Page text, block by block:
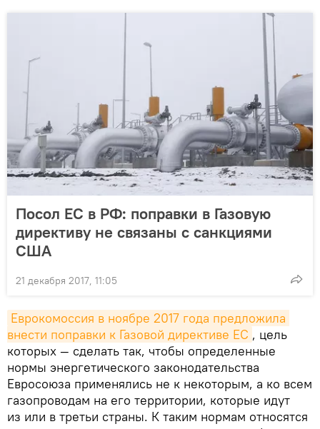
Посол ЕС в РФ: поправки в Газовую
директиву не связаны с санкциями
США
21 декабря 2017, 11:05
Еврокомоссия в ноябре 2017 года предложила
внести поправки к Газовой директиве ЕС , цель
которых — сделать так, чтобы определенные
нормы энергетического законодательства
Евросоюза применялись не к некоторым, а ко всем
газопроводам на его территории, которые идут
из или в третьи страны. К таким нормам относятся